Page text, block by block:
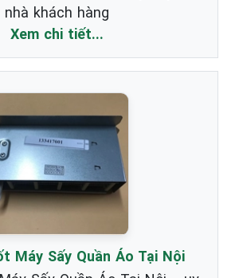
nhà khách hàng
Xem chi tiết...
Máy Sấy Quần Áo Tại Nội